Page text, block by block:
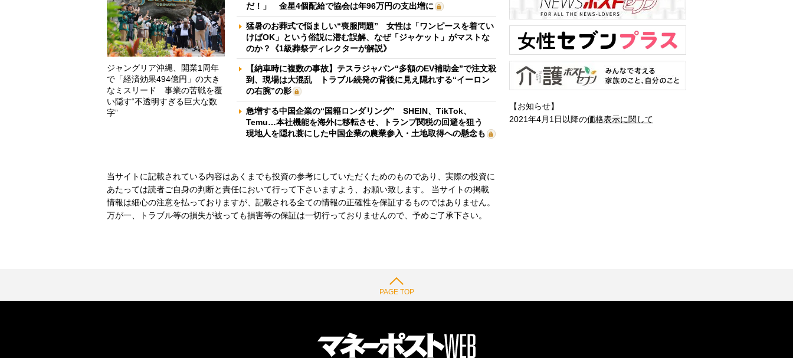
ジャングリア沖縄、開業1周年
で「経済効果494億円」の大き
なミスリード 事業の苦戦を覆
い隠す“不透明すぎる巨大な数
字”
だ！」 金星4個配給で協会は年96万円の支出増に
猛暑のお葬式で悩ましい“喪服問題” 女性は「ワンピースを着てい
けばOK」という俗説に潜む誤解、なぜ「ジャケット」がマストな
のか？《1級葬祭ディレクターが解説》
【納車時に複数の事故】テスラジャパン“多額のEV補助金”で注文殺
到、現場は大混乱 トラブル続発の背後に見え隠れする“イーロン
の右腕”の影
急増する中国企業の“国籍ロンダリング” SHEIN、TikTok、
Temu…本社機能を海外に移転させ、トランプ関税の回避を狙う
現地人を隠れ蓑にした中国企業の農業参入・土地取得への懸念も
当サイトに記載されている内容はあくまでも投資の参考にしていただくためのものであり、実際の投資に
あたっては読者ご自身の判断と責任において行って下さいますよう、お願い致します。 当サイトの掲載
情報は細心の注意を払っておりますが、記載される全ての情報の正確性を保証するものではありません。
万が一、トラブル等の損失が被っても損害等の保証は一切行っておりませんので、予めご了承下さい。
【お知らせ】
2021年4月1日以降の価格表示に関して
PAGE TOP